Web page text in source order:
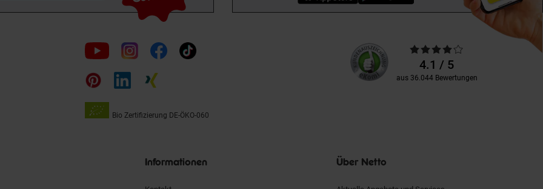
Folge
uns
auf
Bio Zertifizierung DE-ÖKO-060
Unsere
Kundenbewertungen
Durchschnittliche
Bewertungen4.1 / 5
aus 36.044 Bewertungen
Informationen Über Netto